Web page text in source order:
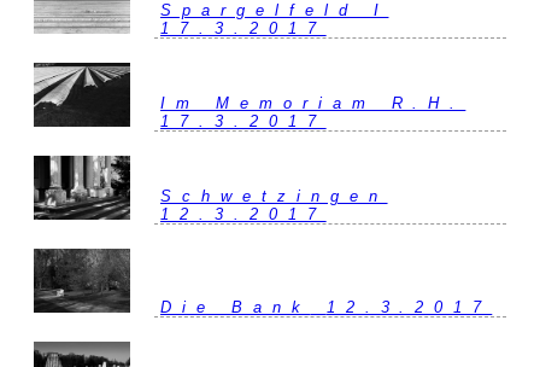
Spargelfeld I
17.3.2017
Im Memoriam R.H.
17.3.2017
Schwetzingen
12.3.2017
Die Bank 12.3.2017